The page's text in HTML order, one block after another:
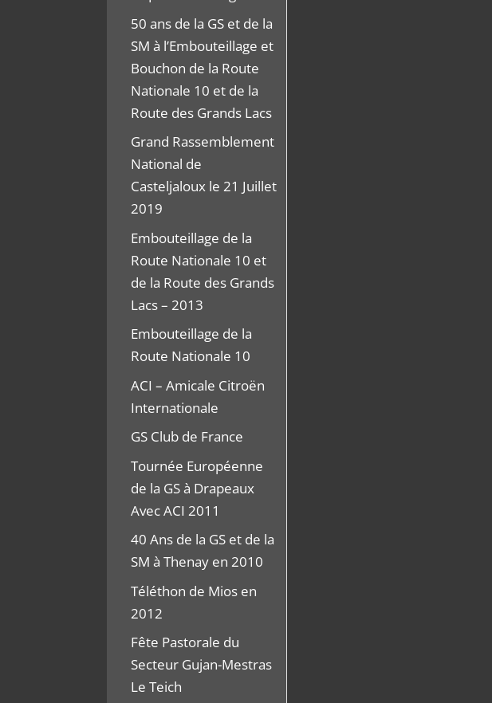
50 ans de la GS et de la
SM à l’Embouteillage et
Bouchon de la Route
Nationale 10 et de la
Route des Grands Lacs
Grand Rassemblement
National de
Casteljaloux le 21 Juillet
2019
Embouteillage de la
Route Nationale 10 et
de la Route des Grands
Lacs – 2013
Embouteillage de la
Route Nationale 10
ACI – Amicale Citroën
Internationale
GS Club de France
Tournée Européenne
de la GS à Drapeaux
Avec ACI 2011
40 Ans de la GS et de la
SM à Thenay en 2010
Téléthon de Mios en
2012
Fête Pastorale du
Secteur Gujan-Mestras
Le Teich